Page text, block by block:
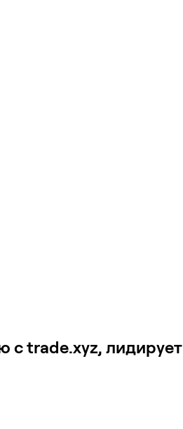
с trade.xyz,